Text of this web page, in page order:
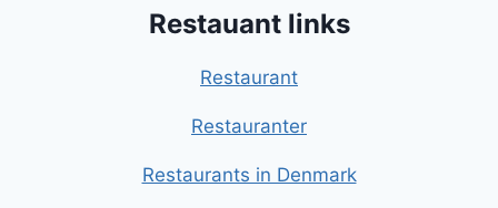
Restauant links
Restaurant
Restauranter
Restaurants in Denmark